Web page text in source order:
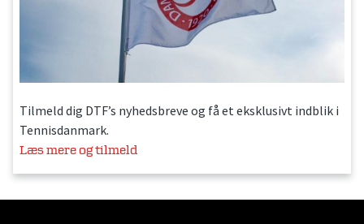
Tilmeld dig DTF’s nyhedsbreve og få et eksklusivt indblik i
Tennisdanmark.
Læs mere og tilmeld